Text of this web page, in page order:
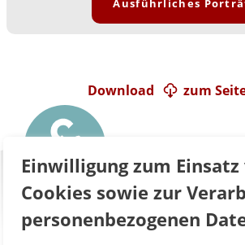
Ausführliches
zum
Download
Einwilligung zum Einsatz
Cookies sowie zur
personenbezogenen